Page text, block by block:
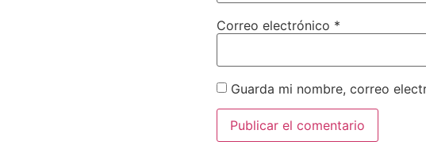
Correo electrónico *
Guarda mi nombre, correo